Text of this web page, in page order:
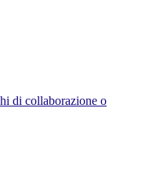
di collaborazione o